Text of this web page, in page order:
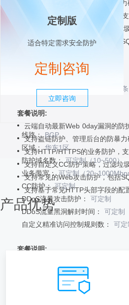
支持盗链防护、管理后台的防暴力
支持HTTP/HTTPS的业务防护，
支持自定义CC防护策略，过滤
支持常见的Web攻击防护，包括
防护域名数：10
DDoS流量攻击防护：
DDoS流量黑洞解封时间：
自定义精准访问控制规则数：
50条
套餐说明:
云端自动最新Web 0day漏洞的防
支持盗链防护、管理后台的防暴力
支持HTTP/HTTPS的业务防护，
支持自定义CC防护策略，过滤垃
支持常见的Web攻击防护，包括
支持基于常见HTTP头部字段的配
定制版
适合特定需求安全防护
定制咨询
立即咨询
线路：BGP
区域：华东1区
防护域名数：可定制（10~500）
业务带宽： 可定制（
CC防护：可定制
DDoS流量攻击防护： 可定制
DDoS流量黑洞解封时间： 可定制
自定义精准访问控制规则数： 可定
套餐说明:
云端自动最新Web 0day漏洞的防
支持盗链防护、管理后台的防暴力
支持HTTP/HTTPS的业务防护，
支持自定义CC防护策略，过滤
产品优势